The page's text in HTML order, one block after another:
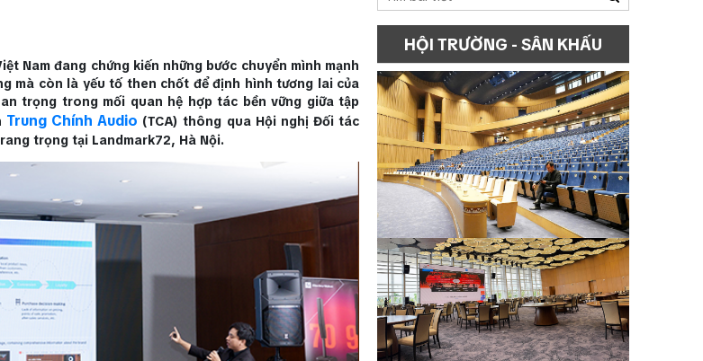
Nam đang chứng kiến những bước chuyển mình mạnh
mà còn là yếu tố then chốt để định hình tương lai của
trọng trong mối quan hệ hợp tác bền vững giữa tập
Trung Chính Audio (TCA) thông qua Hội nghị Đối tác
trọng tại Landmark72, Hà Nội.
HỘI TRƯỜNG - SÂN KHẤU